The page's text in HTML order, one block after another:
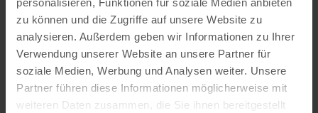
zu können und die Zugriffe auf unsere Website zu
analysieren. Außerdem geben wir Informationen zu Ihrer
Verwendung unserer Website an unsere Partner für
soziale Medien, Werbung und Analysen weiter. Unsere
Partner führen diese Informationen möglicherweise mit
weiteren Daten zusammen, die Sie ihnen bereitgestellt
ROUTE PLANEN
Das könnte Sie auch